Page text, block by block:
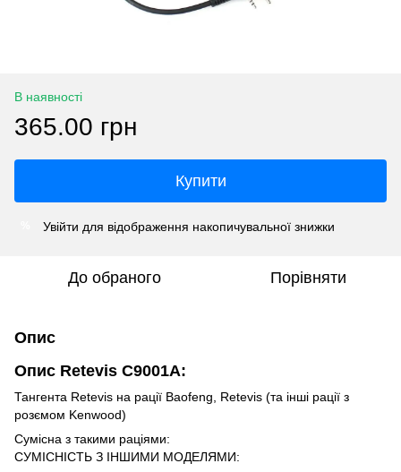
В наявності
365.00 грн
Купити
Увійти для відображення накопичувальної знижки
До обраного Порівняти
Опис
Опис Retevis C9001A:
Тангента Retevis на рації Baofeng, Retevis (та інші рації з
розємом Kenwood)
Сумісна з такими раціями:
СУМІСНІСТЬ З ІНШИМИ МОДЕЛЯМИ: